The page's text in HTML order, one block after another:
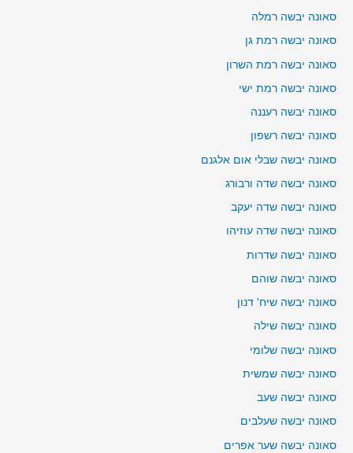
סאונה יבשה רמלה
סאונה יבשה רמת גן
סאונה יבשה רמת השרון
סאונה יבשה רמת ישי
סאונה יבשה רעננה
סאונה יבשה רשפון
סאונה יבשה שבלי אום אלגנם
סאונה יבשה שדה ורבורג
סאונה יבשה שדה יעקב
סאונה יבשה שדה עוזיהו
סאונה יבשה שדרות
סאונה יבשה שוהם
סאונה יבשה שיח' דנון
סאונה יבשה שילה
סאונה יבשה שלומי
סאונה יבשה שמשית
סאונה יבשה שעב
סאונה יבשה שעלבים
סאונה יבשה שער אפרים